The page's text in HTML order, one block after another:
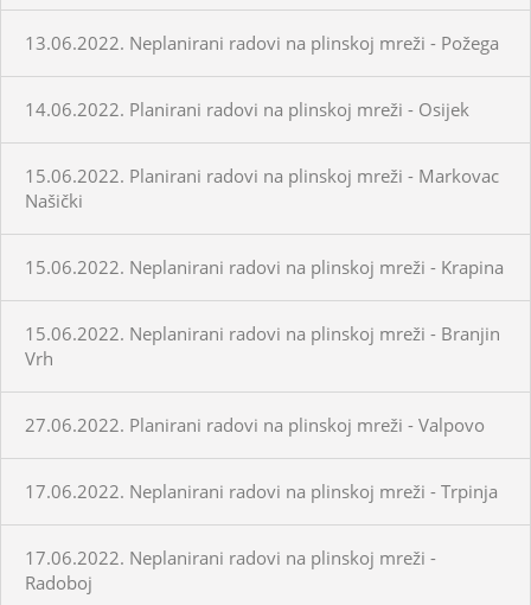
13.06.2022. Neplanirani radovi na plinskoj mreži - Požega
14.06.2022. Planirani radovi na plinskoj mreži - Osijek
15.06.2022. Planirani radovi na plinskoj mreži - Markovac
Našički
15.06.2022. Neplanirani radovi na plinskoj mreži - Krapina
15.06.2022. Neplanirani radovi na plinskoj mreži - Branjin
Vrh
27.06.2022. Planirani radovi na plinskoj mreži - Valpovo
17.06.2022. Neplanirani radovi na plinskoj mreži - Trpinja
17.06.2022. Neplanirani radovi na plinskoj mreži -
Radoboj